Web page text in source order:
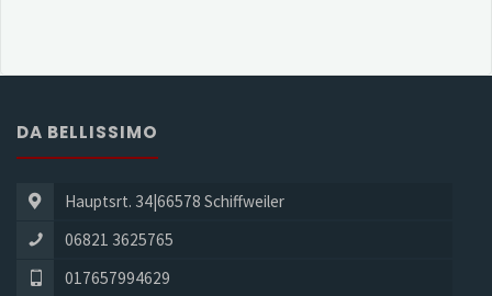
DA BELLISSIMO
Hauptsrt. 34|66578 Schiffweiler
06821 3625765
017657994629